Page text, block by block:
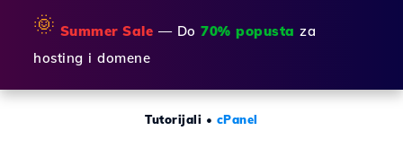
🌞 Summer Sale — Do 70% popusta za
hosting i domene
Tutorijali • cPanel